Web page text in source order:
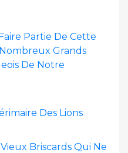
Partie De Cette
Grands
De Notre
Des Lions
Briscards Qui Ne